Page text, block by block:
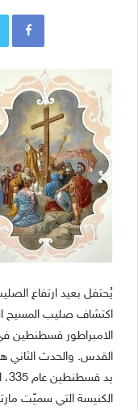
اكتشاف صليب المسيح
القدس. والحدث الثاني
يد قسطنطين عام 335، الذي يحدّد مكان صلب يسوع المسيح.
الكنيسة التي سميّت